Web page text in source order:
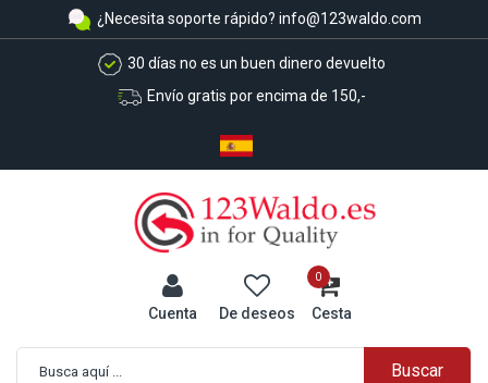
¿Necesita soporte rápido? info@123waldo.com
30 días no es un buen dinero devuelto
Envío gratis por encima de 150,-
Cuenta De deseos Cesta
0
Buscar